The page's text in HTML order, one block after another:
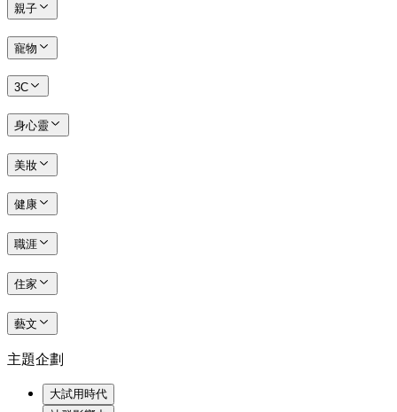
親子
寵物
3C
身心靈
美妝
健康
職涯
住家
藝文
主題企劃
大試用時代